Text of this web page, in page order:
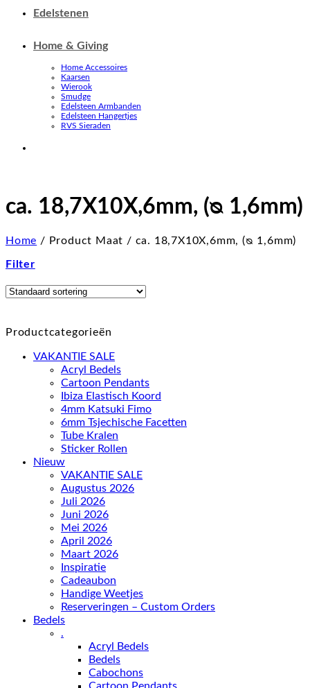
Edelstenen
Home & Giving
Home Accessoires
Kaarsen
Wierook
Smudge
Edelsteen Armbanden
Edelsteen Hangertjes
RVS Sieraden
ca. 18,7X10X,6mm, (ᴓ 1,6mm)
Home / Product Maat / ca. 18,7X10X,6mm, (ᴓ 1,6mm)
Filter
Productcategorieën
VAKANTIE SALE
Acryl Bedels
Cartoon Pendants
Ibiza Elastisch Koord
4mm Katsuki Fimo
6mm Tsjechische Facetten
Tube Kralen
Sticker Rollen
Nieuw
VAKANTIE SALE
Augustus 2026
Juli 2026
Juni 2026
Mei 2026
April 2026
Maart 2026
Inspiratie
Cadeaubon
Handige Weetjes
Reserveringen – Custom Orders
Bedels
.
Acryl Bedels
Bedels
Cabochons